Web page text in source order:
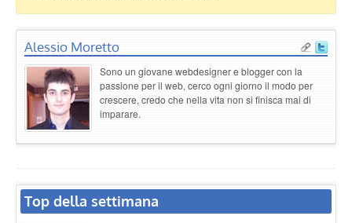
Alessio Moretto
Sono un giovane webdesigner e blogger con la
passione per il web, cerco ogni giorno il modo per
crescere, credo che nella vita non si finisca mai di
imparare.
Top della settimana